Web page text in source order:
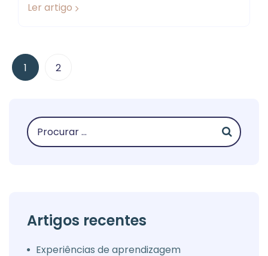
Ler artigo
1 2
Artigos recentes
Experiências de aprendizagem